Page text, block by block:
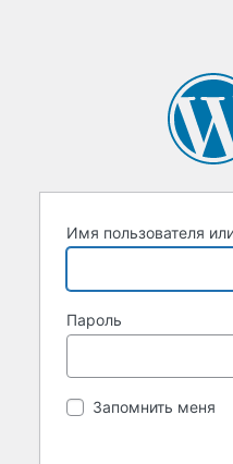
Имя пользователя
Пароль
Запомнить меня